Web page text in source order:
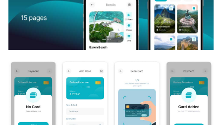
在线教育app ui设计 fig素材 2022-04-14
一整套电商网站UI设计 .fig素材 2022-05-03